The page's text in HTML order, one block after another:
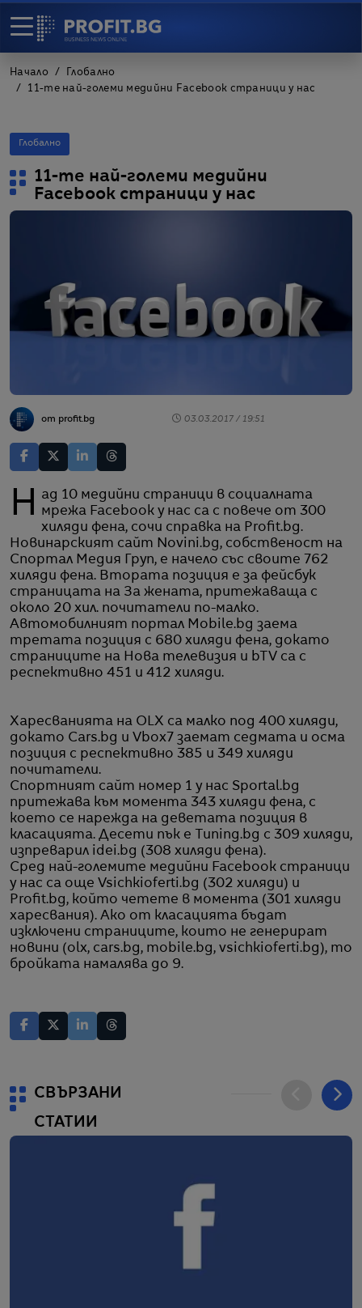
Начало
Глобално
11-те най-големи медийни Facebook страници у нас
Глобално
11-те най-големи медийни
Facebook страници у нас
от profit.bg 03.03.2017 / 19:51
Над 10 медийни страници в социалната
мрежа Facebook у нас са с повече от 300
хиляди фена, сочи справка на Profit.bg.
Новинарският сайт Novini.bg, собственост на
Спортал Медия Груп, е начело със своите 762
хиляди фена. Втората позиция е за фейсбук
страницата на За жената, притежаваща с
около 20 хил. почитатели по-малко.
Автомобилният портал Mobile.bg заема
третата позиция с 680 хиляди фена, докато
страниците на Нова телевизия и bTV са с
респективно 451 и 412 хиляди.
Харесванията на OLX са малко под 400 хиляди,
докато Cars.bg и Vbox7 заемат седмата и осма
позиция с респективно 385 и 349 хиляди
почитатели.
Спортният сайт номер 1 у нас Sportal.bg
притежава към момента 343 хиляди фена, с
което се нарежда на деветата позиция в
класацията. Десети пък е Tuning.bg с 309 хиляди,
изпреварил idei.bg (308 хиляди фена).
Сред най-големите медийни Facebook страници
у нас са още Vsichkioferti.bg (302 хиляди) и
Profit.bg, който четете в момента (301 хиляди
харесвания). Ако от класацията бъдат
изключени страниците, които не генерират
новини (olx, cars.bg, mobile.bg, vsichkioferti.bg), то
бройката намалява до 9.
СВЪРЗАНИ
СТАТИИ